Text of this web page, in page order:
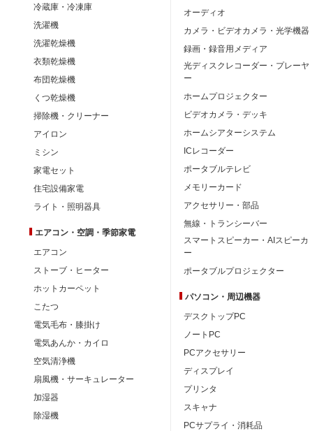
冷蔵庫・冷凍庫
洗濯機
洗濯乾燥機
衣類乾燥機
布団乾燥機
くつ乾燥機
掃除機・クリーナー
アイロン
ミシン
家電セット
住宅設備家電
ライト・照明器具
エアコン・空調・季節家電
エアコン
ストーブ・ヒーター
ホットカーペット
こたつ
電気毛布・膝掛け
電気あんか・カイロ
空気清浄機
扇風機・サーキュレーター
加湿器
除湿機
オーディオ
カメラ・ビデオカメラ・光学機器
録画・録音用メディア
光ディスクレコーダー・プレーヤ
ー
ホームプロジェクター
ビデオカメラ・デッキ
ホームシアターシステム
ICレコーダー
ポータブルテレビ
メモリーカード
アクセサリー・部品
無線・トランシーバー
スマートスピーカー・AIスピーカ
ー
ポータブルプロジェクター
パソコン・周辺機器
デスクトップPC
ノートPC
PCアクセサリー
ディスプレイ
プリンタ
スキャナ
PCサプライ・消耗品